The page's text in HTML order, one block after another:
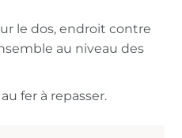
le dos, endroit contre
au niveau des
fer à repasser.